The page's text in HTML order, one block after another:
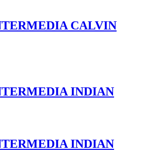
CALVIN
INDIAN
INDIAN